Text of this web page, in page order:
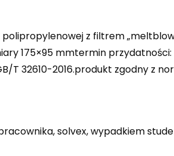
polipropylenowej z filtrem
175×95 mmtermin
32610-2016.produkt zgodny z
solvex, wypadkiem